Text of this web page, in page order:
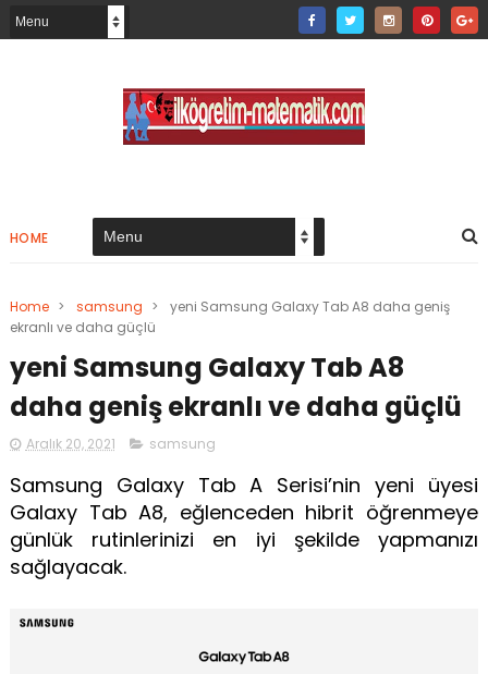
HOME
Home > samsung >
yeni Samsung Galaxy Tab A8 daha geniş
ekranlı ve daha güçlü
yeni Samsung Galaxy Tab A8
daha geniş ekranlı ve daha güçlü
Aralık 20, 2021 samsung
Samsung Galaxy Tab A Serisi’nin yeni üyesi
Galaxy Tab A8, eğlenceden hibrit öğrenmeye
günlük rutinlerinizi en iyi şekilde yapmanızı
sağlayacak.